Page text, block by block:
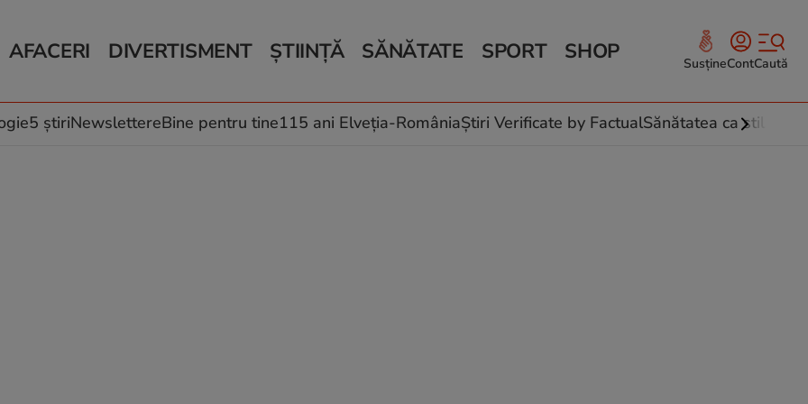
AFACERI
Auto
Locuri de muncă
DIVERTISMENT
Horoscop
Muzică și Filme
ȘTIINȚĂ
Schimbări climatice
SĂNĂTATE
Relații
Rețete culinare
SPORT SHOP SusțineContCaută
5 știriNewslettereBine pentru tine115 ani Elveția-RomâniaȘtiri Verificate by FactualSănătatea ca stil de